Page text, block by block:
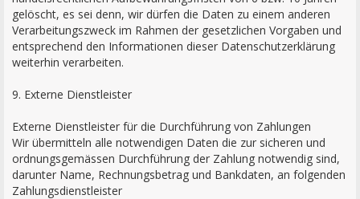
gelöscht, es sei denn, wir dürfen die Daten zu einem anderen
Verarbeitungszweck im Rahmen der gesetzlichen Vorgaben und
entsprechend den Informationen dieser Datenschutzerklärung
weiterhin verarbeiten.
9. Externe Dienstleister
Externe Dienstleister für die Durchführung von Zahlungen
Wir übermitteln alle notwendigen Daten die zur sicheren und
ordnungsgemässen Durchführung der Zahlung notwendig sind,
darunter Name, Rechnungsbetrag und Bankdaten, an folgenden
Zahlungsdienstleister